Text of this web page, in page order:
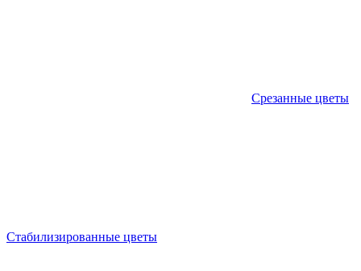
Срезанные цветы
Стабилизированные цветы